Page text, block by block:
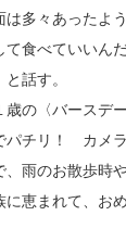
多々あったよう
食べていいん
話す。
の〈バースデ
パチリ！ カメラ
雨のお散歩時
恵まれて、おめ